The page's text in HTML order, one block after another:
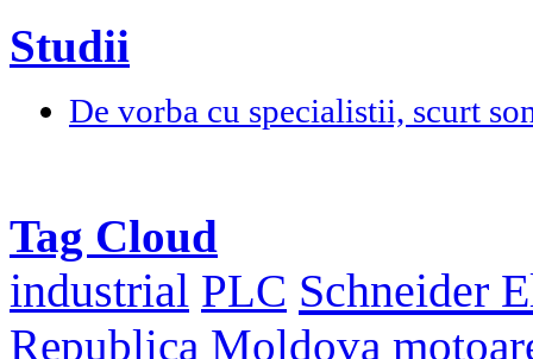
Studii
De vorba cu specialistii, scurt
Tag Cloud
industrial PLC Schneider
Republica Moldova